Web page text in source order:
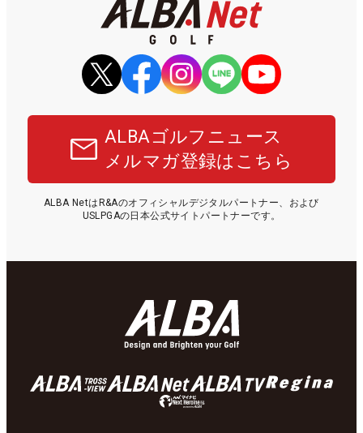
ALBAゴルフニュース
メルマガ登録はこちら
ALBA NetはR&Aのオフィシャルデジタルパートナー、および
USLPGAの日本公式サイトパートナーです。